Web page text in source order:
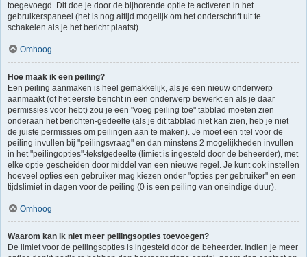
toegevoegd. Dit doe je door de bijhorende optie te activeren in het
gebruikerspaneel (het is nog altijd mogelijk om het onderschrift uit te
schakelen als je het bericht plaatst).
Omhoog
Hoe maak ik een peiling?
Een peiling aanmaken is heel gemakkelijk, als je een nieuw onderwerp
aanmaakt (of het eerste bericht in een onderwerp bewerkt en als je daar
permissies voor hebt) zou je een "voeg peiling toe" tabblad moeten zien
onderaan het berichten-gedeelte (als je dit tabblad niet kan zien, heb je niet
de juiste permissies om peilingen aan te maken). Je moet een titel voor de
peiling invullen bij "peilingsvraag" en dan minstens 2 mogelijkheden invullen
in het "peilingopties"-tekstgedeelte (limiet is ingesteld door de beheerder), met
elke optie gescheiden door middel van een nieuwe regel. Je kunt ook instellen
hoeveel opties een gebruiker mag kiezen onder "opties per gebruiker" en een
tijdslimiet in dagen voor de peiling (0 is een peiling van oneindige duur).
Omhoog
Waarom kan ik niet meer peilingsopties toevoegen?
De limiet voor de peilingsopties is ingesteld door de beheerder. Indien je meer